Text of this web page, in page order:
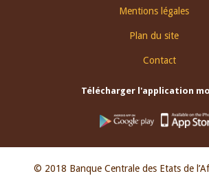
Mentions légales
Plan du site
Contact
Télécharger l'application
© 2018 Banque Centrale des Etats de